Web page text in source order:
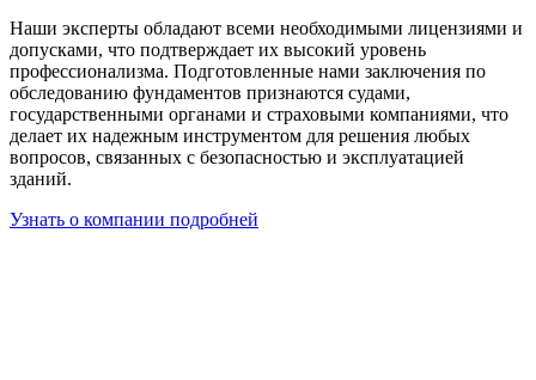
Наши эксперты обладают всеми необходимыми лицензиями и
допусками, что подтверждает их высокий уровень
профессионализма. Подготовленные нами заключения по
обследованию фундаментов признаются судами,
государственными органами и страховыми компаниями, что
делает их надежным инструментом для решения любых
вопросов, связанных с безопасностью и эксплуатацией
зданий.
Узнать о компании подробней